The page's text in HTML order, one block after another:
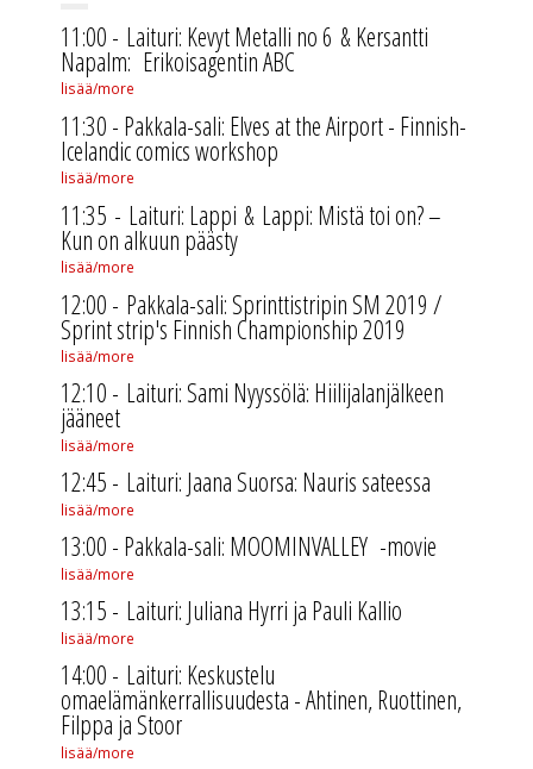
11:00 - Laituri: Kevyt Metalli no 6 & Kersantti
Napalm: Erikoisagentin ABC
lisää/more
11:30 - Pakkala-sali: Elves at the Airport - Finnish-
Icelandic comics workshop
lisää/more
11:35 - Laituri: Lappi & Lappi: Mistä toi on? –
Kun on alkuun päästy
lisää/more
12:00 - Pakkala-sali: Sprinttistripin SM 2019 /
Sprint strip's Finnish Championship 2019
lisää/more
12:10 - Laituri: Sami Nyyssölä: Hiilijalanjälkeen
jääneet
lisää/more
12:45 - Laituri: Jaana Suorsa: Nauris sateessa
lisää/more
13:00 - Pakkala-sali: MOOMINVALLEY -movie
lisää/more
13:15 - Laituri: Juliana Hyrri ja Pauli Kallio
lisää/more
14:00 - Laituri: Keskustelu
omaelämänkerrallisuudesta - Ahtinen, Ruottinen,
Filppa ja Stoor
lisää/more